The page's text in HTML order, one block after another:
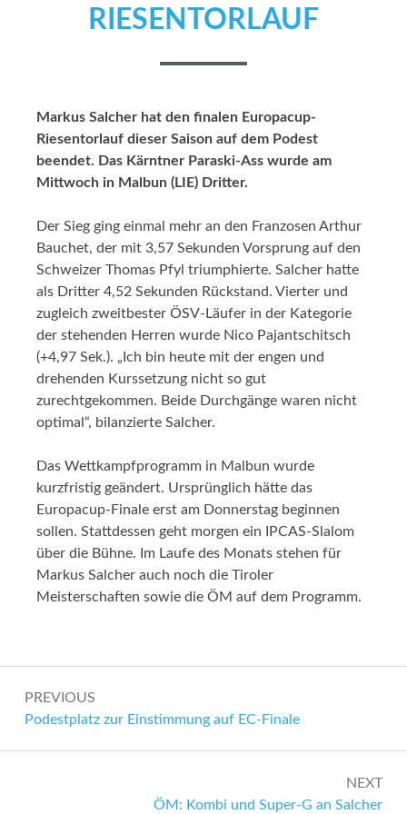
RIESENTORLAUF
Markus Salcher hat den finalen Europacup-
Riesentorlauf dieser Saison auf dem Podest
beendet. Das Kärntner Paraski-Ass wurde am
Mittwoch in Malbun (LIE) Dritter.
Der Sieg ging einmal mehr an den Franzosen Arthur
Bauchet, der mit 3,57 Sekunden Vorsprung auf den
Schweizer Thomas Pfyl triumphierte. Salcher hatte
als Dritter 4,52 Sekunden Rückstand. Vierter und
zugleich zweitbester ÖSV-Läufer in der Kategorie
der stehenden Herren wurde Nico Pajantschitsch
(+4,97 Sek.). „Ich bin heute mit der engen und
drehenden Kurssetzung nicht so gut
zurechtgekommen. Beide Durchgänge waren nicht
optimal“, bilanzierte Salcher.
Das Wettkampfprogramm in Malbun wurde
kurzfristig geändert. Ursprünglich hätte das
Europacup-Finale erst am Donnerstag beginnen
sollen. Stattdessen geht morgen ein IPCAS-Slalom
über die Bühne. Im Laufe des Monats stehen für
Markus Salcher auch noch die Tiroler
Meisterschaften sowie die ÖM auf dem Programm.
PREVIOUS
Previous:
Podestplatz zur Einstimmung auf EC-Finale
NEXT
Next:
ÖM: Kombi und Super-G an Salcher